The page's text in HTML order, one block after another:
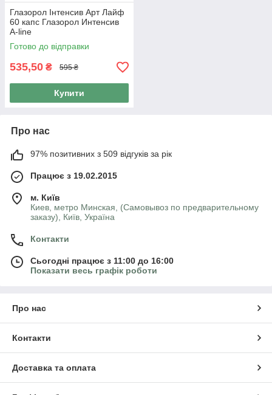
Глазорол Інтенсив Арт Лайф
60 капс Глазорол Интенсив
A-line
Готово до відправки
535,50 ₴ 595 ₴
Купити
Про нас
97% позитивних з 509 відгуків за рік
Працює з 19.02.2015
м. Київ
Киев, метро Минская, (Самовывоз по предварительному
заказу), Київ, Україна
Контакти
Сьогодні працює з 11:00 до 16:00
Показати весь графік роботи
Про нас
Контакти
Доставка та оплата